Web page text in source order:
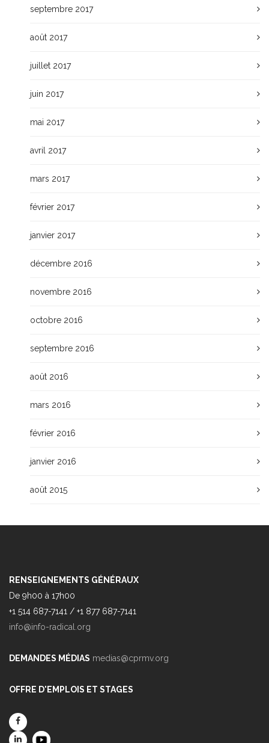
septembre 2017
août 2017
juillet 2017
juin 2017
mai 2017
avril 2017
mars 2017
février 2017
janvier 2017
décembre 2016
novembre 2016
octobre 2016
septembre 2016
août 2016
mars 2016
février 2016
janvier 2016
août 2015
RENSEIGNEMENTS GÉNÉRAUX
De 9h00 à 17h00
+1 514 687-7141 / +1 877 687-7141
info@info-radical.org
DEMANDES MÉDIAS medias@cprmv.org
OFFRE D'EMPLOIS ET STAGES